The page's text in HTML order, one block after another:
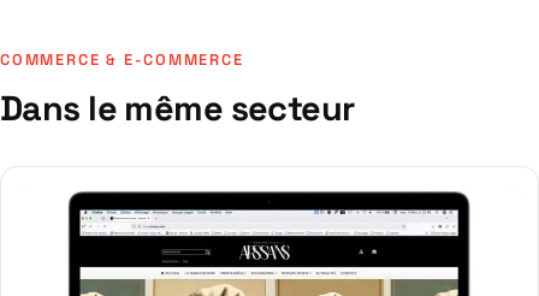
COMMERCE & E-COMMERCE
Dans le même secteur